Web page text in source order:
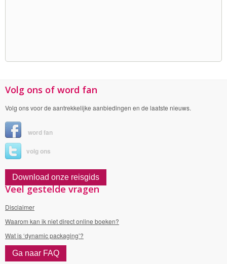
Volg ons of word fan
Volg ons voor de aantrekkelijke aanbiedingen en de laatste nieuws.
word fan
volg ons
Download onze reisgids
Veel gestelde vragen
Disclaimer
Waarom kan ik niet direct online boeken?
Wat is ‘dynamic packaging’?
Ga naar FAQ